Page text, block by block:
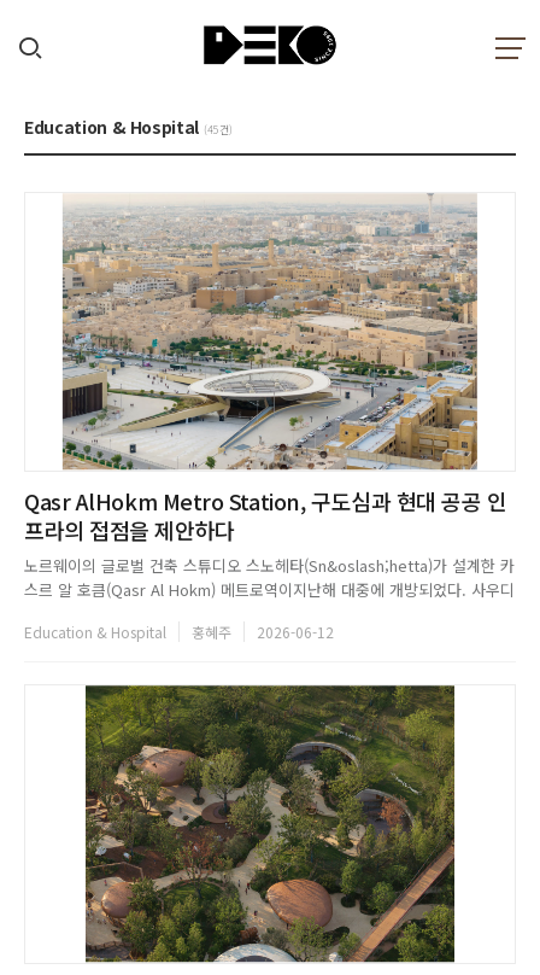
Education & Hospital (45건)
Qasr AlHokm Metro Station, 구도심과 현대 공공 인
프라의 접점을 제안하다
노르웨이의 글로벌 건축 스튜디오 스노헤타(Sn&oslash;hetta)가 설계한 카
스르 알 호큼(Qasr Al Hokm) 메트로역이지난해 대중에 개방되었다. 사우디
역은,자하 하디드의 금융지구 역과는 다른 방식으로 구도심과 현대 공공 인
Education & Hospital 홍혜주 2026-06-12